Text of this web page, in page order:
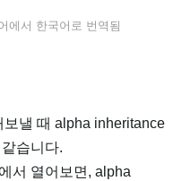
에서 한국어 로 번역됨
낼 때 alpha inheritance
습니다.
서 열어보면, alpha